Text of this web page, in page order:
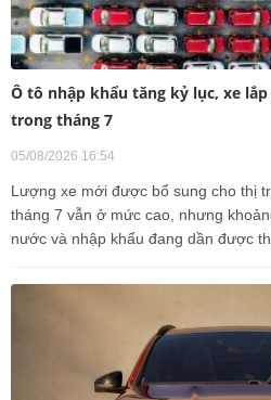
Ô tô nhập khẩu tăng kỷ lục, xe
trong tháng 7
05/08/2026 16:54
Lượng xe mới được bổ sung cho thị
tháng 7 vẫn ở mức cao, nhưng
nước và nhập khẩu đang dần được